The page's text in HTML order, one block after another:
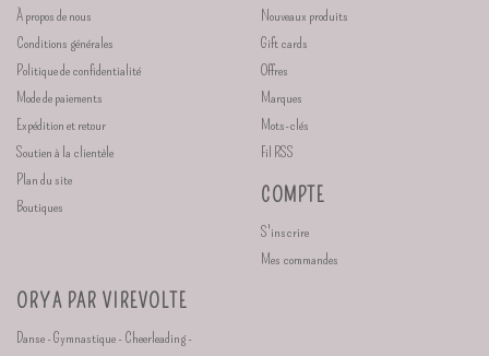
À propos de nous
Conditions générales
Politique de confidentialité
Mode de paiements
Expédition et retour
Soutien à la clientèle
Plan du site
Boutiques
Nouveaux produits
Gift cards
Offres
Marques
Mots-clés
Fil RSS
COMPTE
S'inscrire
Mes commandes
ORYA PAR VIREVOLTE
Danse - Gymnastique - Cheerleading -